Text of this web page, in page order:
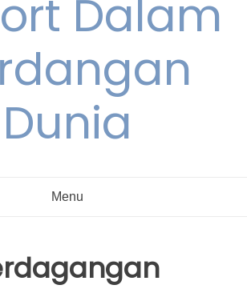
Dalam
Dunia
Menu